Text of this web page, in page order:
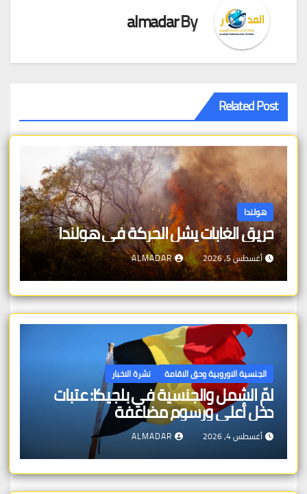
By
almadar
Related Post
هولندا
حريق الغابات يشل الحركة في هولندا
أغسطس 5, 2026 ALMADAR
الجنسية الاوروبية وحق الاقامة نشرة الاخبار
لمّ الشمل والجنسية في بلجيكا: عتبات
دخل أعلى ورسوم مضاعفة
أغسطس 4, 2026 ALMADAR